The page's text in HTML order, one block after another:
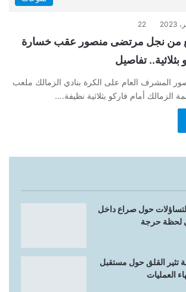
22
من نجل مرتضى منصور عقب خسارة
تفاصيل
المشرف العام على الكرة بنادي الزمالك ملعب
الزمالك أمام فاركو بثلاثية نظيفة.…
حول صراع داخل
في لحظة حرجة
تثير القلق حول مستقبل
العمليات